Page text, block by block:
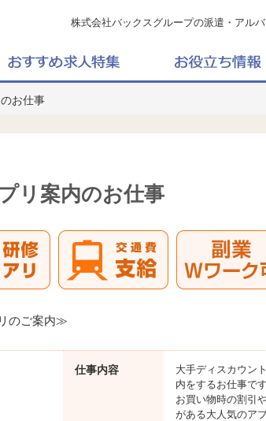
株式会社バックスグループの派遣・アル
お仕事
リ案内のお仕事
のご案内≫
仕事内容
大手ディスカウン
内をするお仕事です
お買い物時の割引
がある大人気のア